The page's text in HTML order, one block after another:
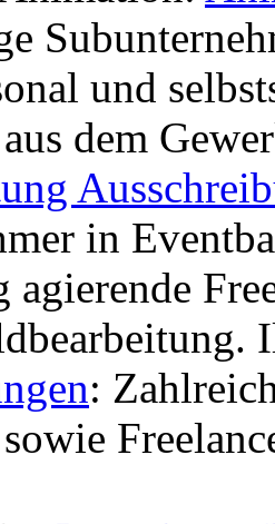
und
dem
in
agierende
: